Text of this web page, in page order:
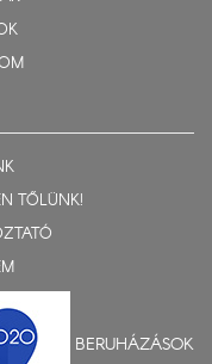
TŐLÜNK!
BERUHÁZÁSOK